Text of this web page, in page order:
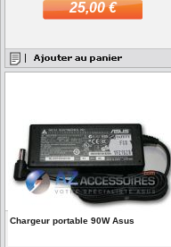
25,00 €
Chargeur portable 90W Asus